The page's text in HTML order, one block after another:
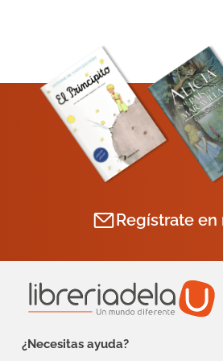
Regístrate
¿Necesitas ayuda?